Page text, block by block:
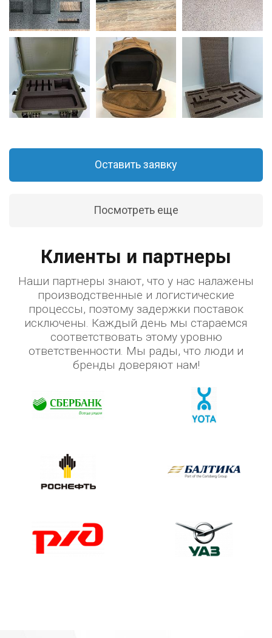
Оставить заявку
Посмотреть еще
Клиенты и партнеры
Наши партнеры знают, что у нас налажены
производственные и логистические
процессы, поэтому задержки поставок
исключены. Каждый день мы стараемся
соответствовать этому уровню
ответственности. Мы рады, что люди и
бренды доверяют нам!